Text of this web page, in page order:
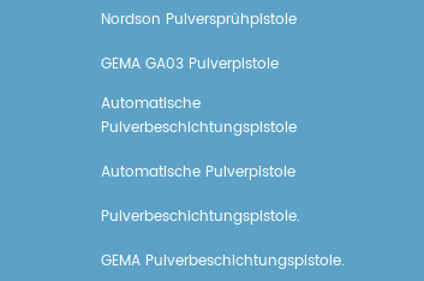
Nordson Pulversprühpistole
GEMA GA03 Pulverpistole
Automatische
Pulverbeschichtungspistole
Automatische Pulverpistole
Pulverbeschichtungspistole.
GEMA Pulverbeschichtungspistole.